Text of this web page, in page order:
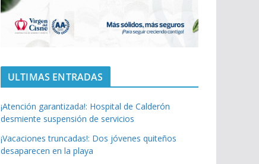
ULTIMAS ENTRADAS
¡Atención garantizada!: Hospital de Calderón
desmiente suspensión de servicios
¡Vacaciones truncadas!: Dos jóvenes quiteños
desaparecen en la playa